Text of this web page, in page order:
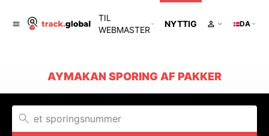
TIL
WEBMASTER
NYTTIG DA
AYMAKAN SPORING AF PAKKER